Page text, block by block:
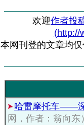
欢迎作者投
(http://
本网刊登的文章均
哈雷摩托车——
网，作者：翁向东